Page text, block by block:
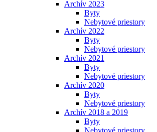
Archív 2023
Byty
Nebytové priestory
Archív 2022
Byty
Nebytové priestory
Archív 2021
Byty
Nebytové priestory
Archív 2020
Byty
Nebytové priestory
Archív 2018 a 2019
Byty
Nebytové priestory